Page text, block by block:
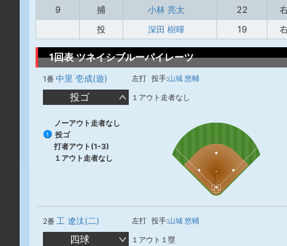
9
捕 小林 亮太 22
投
深田 樹暉 19
1回表 ツネイシブルーパイレーツ
1番 中里 壱成(遊) 左打 投手:山城 悠輔
投ゴ １アウト走者なし
ノーアウト走者なし
1
投ゴ
打者アウト(1-3)
１アウト走者なし
2番 工 遼汰(二) 左打 投手:山城 悠輔
四球 １アウト１塁